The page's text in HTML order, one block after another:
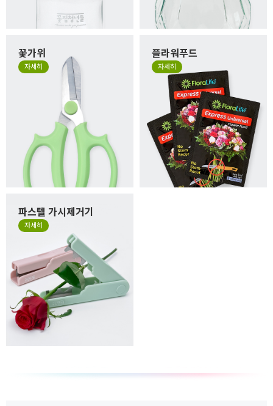
꽃가위
자세히
플라워푸드
자세히
파스텔 가시제거기
자세히